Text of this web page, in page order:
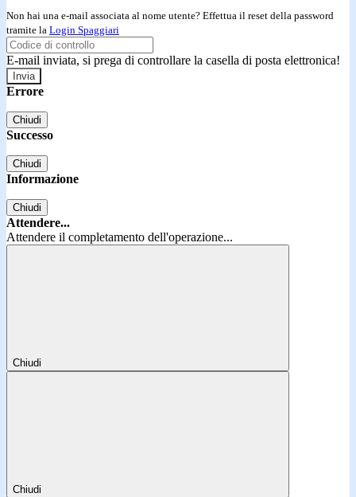
Non hai una e-mail associata al nome utente? Effettua il reset della password
tramite la Login Spaggiari
E-mail inviata, si prega di controllare la casella di posta elettronica!
Errore
Chiudi
Successo
Chiudi
Informazione
Chiudi
Attendere...
Attendere il completamento dell'operazione...
Chiudi
Chiudi